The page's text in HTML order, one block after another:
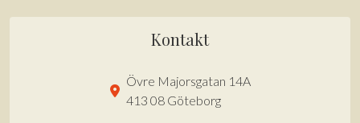
Kontakt
Övre Majorsgatan 14A
413 08 Göteborg